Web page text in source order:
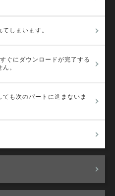
しまいます。
ぐにダウンロードが完了する
。
も次のパートに進まないま